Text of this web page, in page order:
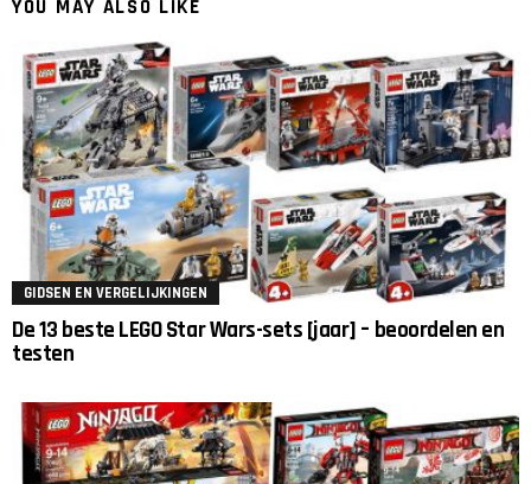
YOU MAY ALSO LIKE
GIDSEN EN VERGELIJKINGEN
De 13 beste LEGO Star Wars-sets [jaar] – beoordelen en
testen